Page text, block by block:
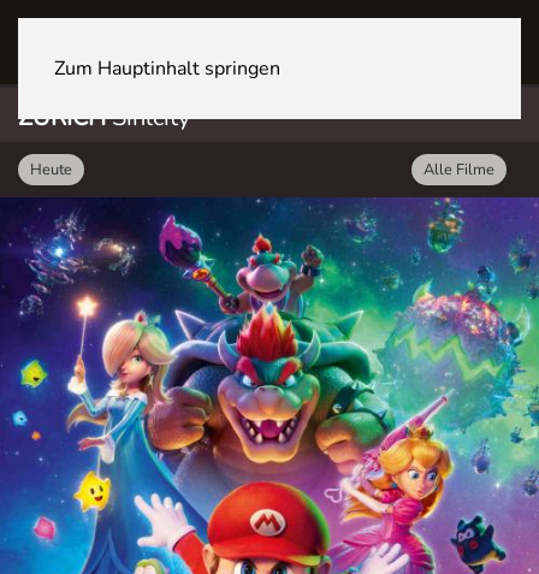
Zum Hauptinhalt springen
ZÜRICHSihlcity
Heute Alle Filme